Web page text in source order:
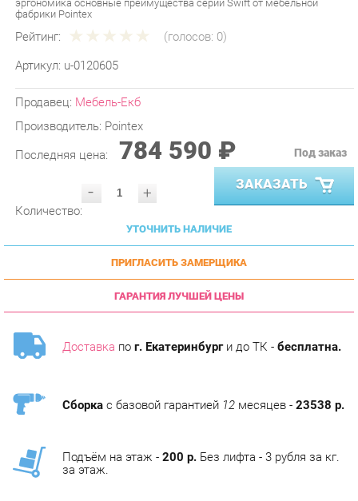
Рейтинг:
Артикул: u-0120605
Производитель:Pointex
Последняя цена: 784 590 ₽
- ЗАКАЗАТЬ
УТОЧНИТЬ НАЛИЧИЕ
ПРИГЛАСИТЬ ЗАМЕРЩИКА
ГАРАНТИЯ ЛУЧШЕЙ ЦЕНЫ
Доставкапог. Екатеринбурги до ТК -бесплатна.
ТЭГИ